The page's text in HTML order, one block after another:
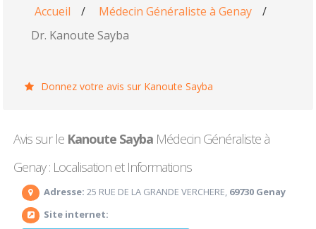
Accueil / Médecin Généraliste à Genay
/
Dr. Kanoute Sayba
Donnez votre avis sur Kanoute Sayba
Avis sur le Kanoute Sayba Médecin Généraliste à
Genay : Localisation et Informations
Adresse: 25 RUE DE LA GRANDE VERCHERE, 69730 Genay
Site internet: